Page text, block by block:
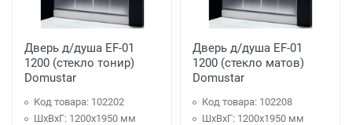
Дверь д/душа EF-01
1200 (стекло тонир)
Domustar
Код товара: 102202
ШхВхГ: 1200х1950 мм
Дверь д/душа EF-01
1200 (стекло матов)
Domustar
Код товара: 102208
ШхВхГ: 1200х1950 мм